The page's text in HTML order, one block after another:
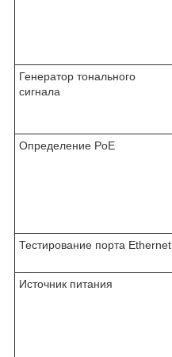
Генератор тонального
сигнала
Определение PoE
Тестирование порта Ethernet
Источник питания